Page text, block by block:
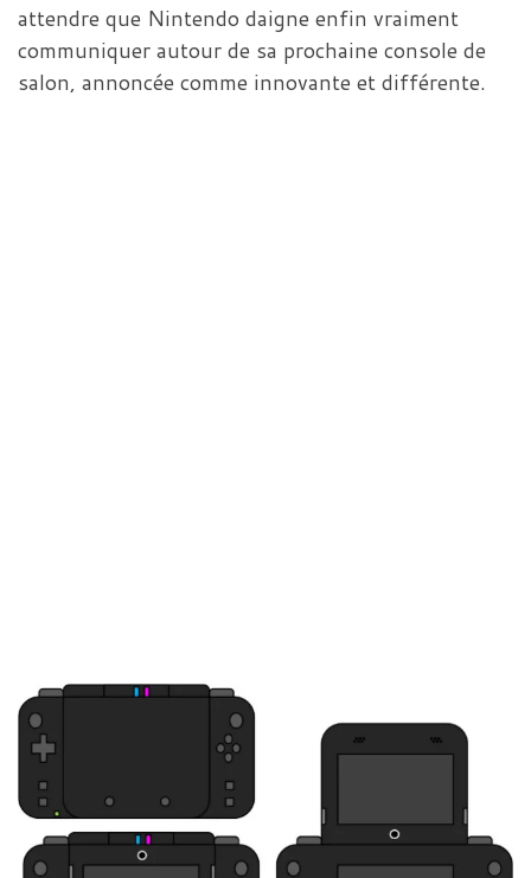
attendre que Nintendo daigne enfin vraiment
communiquer autour de sa prochaine console de
salon, annoncée comme innovante et différente.